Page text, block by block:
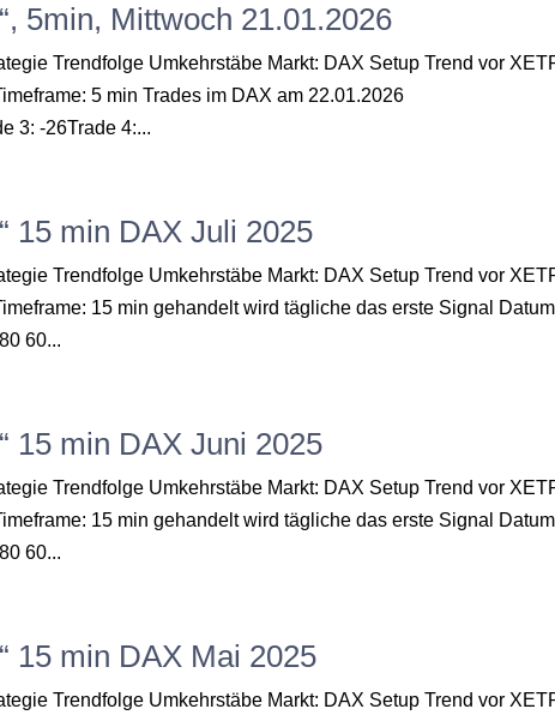
5min, Mittwoch 21.01.2026
Trendfolge Umkehrstäbe Markt: DAX Setup Trend vor
5 min Trades im DAX am 22.01.2026
3: -26Trade 4:...
15 min DAX Juli 2025
Trendfolge Umkehrstäbe Markt: DAX Setup Trend vor
15 min gehandelt wird tägliche das erste Signal Datum
60...
15 min DAX Juni 2025
Trendfolge Umkehrstäbe Markt: DAX Setup Trend vor
15 min gehandelt wird tägliche das erste Signal Datum
60...
15 min DAX Mai 2025
Trendfolge Umkehrstäbe Markt: DAX Setup Trend vor